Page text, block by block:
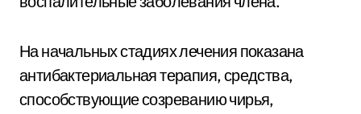
На начальных стадиях лечения показана
антибактериальная терапия, средства,
способствующие созреванию чирья,